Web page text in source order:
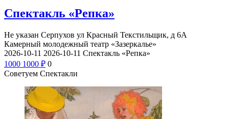
Спектакль «Репка»
Не указан Серпухов ул Красный Текстильщик, д 6А
Камерный молодежный театр «Зазеркалье»
2026-10-11 2026-10-11 Спектакль «Репка»
1000 1000 ₽ 0
Советуем Спектакли